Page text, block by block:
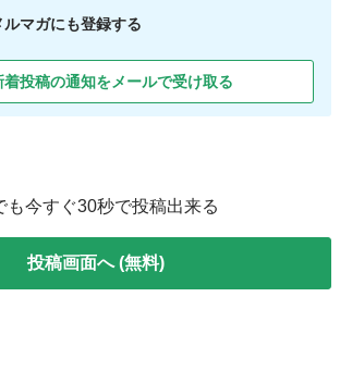
マガにも登録する
着投稿の通知をメールで受け取る
も今すぐ30秒で投稿出来る
投稿画面へ (無料)